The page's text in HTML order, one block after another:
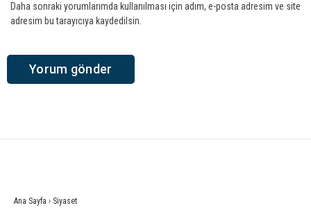
Daha sonraki yorumlarımda kullanılması için adım, e-posta adresim ve site
adresim bu tarayıcıya kaydedilsin.
Ana Sayfa › Siyaset